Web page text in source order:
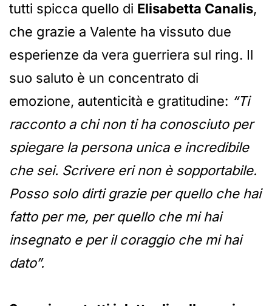
tutti spicca quello di Elisabetta Canalis,
che grazie a Valente ha vissuto due
esperienze da vera guerriera sul ring. Il
suo saluto è un concentrato di
emozione, autenticità e gratitudine: “Ti
racconto a chi non ti ha conosciuto per
spiegare la persona unica e incredibile
che sei. Scrivere eri non è sopportabile.
Posso solo dirti grazie per quello che hai
fatto per me, per quello che mi hai
insegnato e per il coraggio che mi hai
dato”.